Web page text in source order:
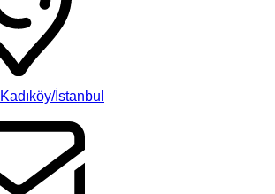
Kadıköy/İstanbul